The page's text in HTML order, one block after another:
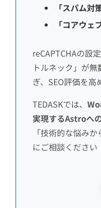
「スパム
「コアウ
reCAPTCHAの設
トルネック」が
ぎ、SEO評価を高
TEDASKでは、
実現するAstroへ
「技術的な悩み
にご相談ください